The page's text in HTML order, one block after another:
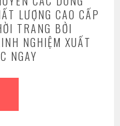
LƯỢNG CAO CẤP
TRANG BỞI
NGHIỆM XUẤT
NGAY